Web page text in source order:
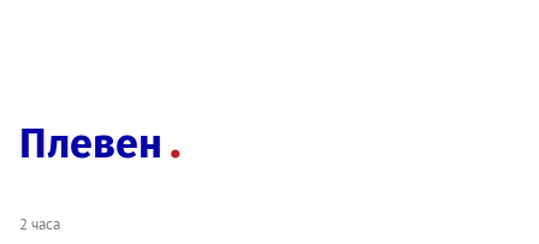
Плевен
2 часа